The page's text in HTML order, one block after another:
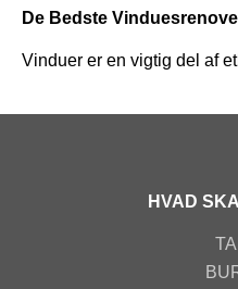
De Bedste
Vinduer er en vigtig del af
HVAD